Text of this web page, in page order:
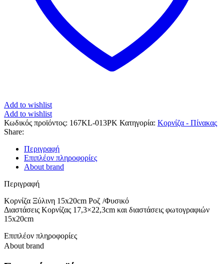
Add to wishlist
Add to wishlist
Κωδικός προϊόντος: 167KL-013PK Κατηγορία: Κορνίζα - Πίνακας
Share:
Περιγραφή
Επιπλέον πληροφορίες
About brand
Περιγραφή
Κορνίζα Ξύλινη 15x20cm Ροζ /Φυσικό
Διαστάσεις Κορνίζας 17,3×22,3cm και διαστάσεις φωτογραφιών
15x20cm
Επιπλέον πληροφορίες
About brand